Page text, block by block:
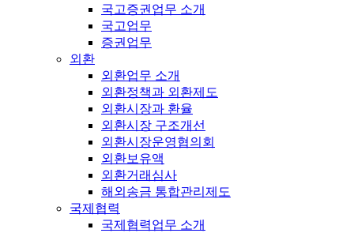
국고증권업무 소개
국고업무
증권업무
외환
외환업무 소개
외환정책과 외환제도
외환시장과 환율
외환시장 구조개선
외환시장운영협의회
외환보유액
외환거래심사
해외송금 통합관리제도
국제협력
국제협력업무 소개